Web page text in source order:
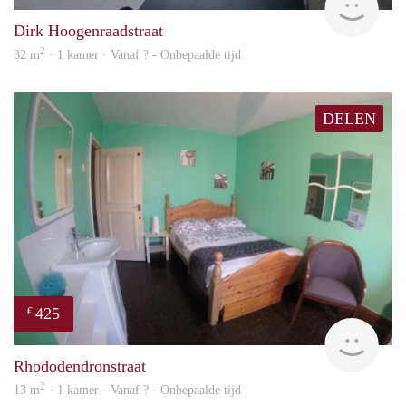
Dirk Hoogenraadstraat
32 m2 · 1 kamer · Vanaf ? - Onbepaalde tijd
DELEN
€ 425
Rhododendronstraat
13 m2 · 1 kamer · Vanaf ? - Onbepaalde tijd